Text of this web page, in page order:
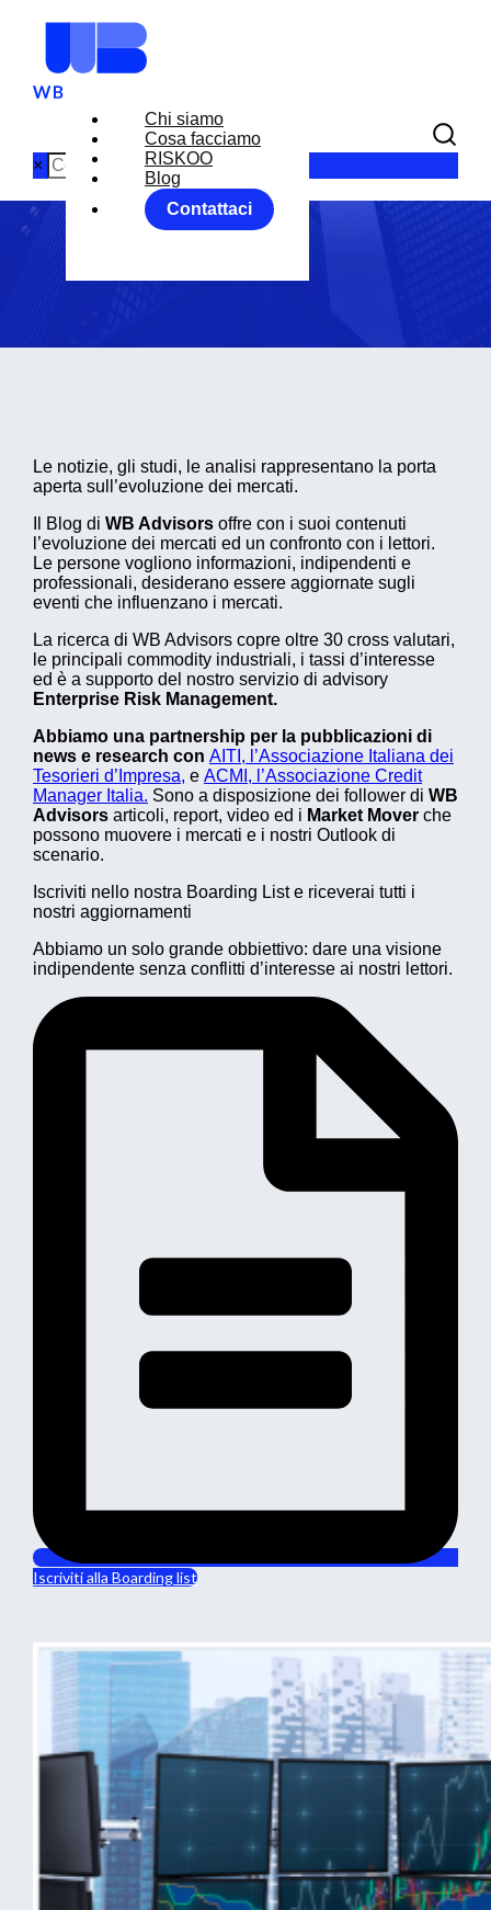
Chi siamo
Cosa facciamo
RISKOO
Blog
Contattaci
× Blog
Home Blog
Le notizie, gli studi, le analisi rappresentano la porta
aperta sull’evoluzione dei mercati.
Il Blog di WB Advisors offre con i suoi contenuti
l’evoluzione dei mercati ed un confronto con i lettori.
Le persone vogliono informazioni, indipendenti e
professionali, desiderano essere aggiornate sugli
eventi che influenzano i mercati.
La ricerca di WB Advisors copre oltre 30 cross valutari,
le principali commodity industriali, i tassi d’interesse
ed è a supporto del nostro servizio di advisory
Enterprise Risk Management.
Abbiamo una partnership per la pubblicazioni di
news e research con AITI, l’Associazione Italiana dei
Tesorieri d’Impresa, e ACMI, l’Associazione Credit
Manager Italia. Sono a disposizione dei follower di WB
Advisors articoli, report, video ed i Market Mover che
possono muovere i mercati e i nostri Outlook di
scenario.
Iscriviti nello nostra Boarding List e riceverai tutti i
nostri aggiornamenti
Abbiamo un solo grande obbiettivo: dare una visione
indipendente senza conflitti d’interesse ai nostri lettori.
Iscriviti alla Boarding list